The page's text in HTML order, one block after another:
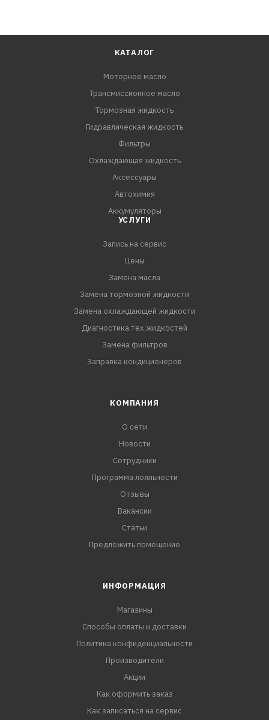
КАТАЛОГ
Моторное масло
Трансмиссионное масло
Тормозная жидкость
Гидравлическая жидкость
Фильтры
Охлаждающая жидкость
Аксессуары
Автохимия
Аккумуляторы
УСЛУГИ
Запись на сервис
Цены
Замена масла
Замена тормозной жидкости
Замена охлаждающей жидкости
Диагностика тех.жидкостей
Замена фильтров
Заправка кондиционеров
КОМПАНИЯ
О сети
Новости
Сотрудники
Программа лояльности
Отзывы
Вакансии
Статьи
Предложить помещение
ИНФОРМАЦИЯ
Магазины
Способы оплаты и доставки
Политика конфиденциальности
Производители
Акции
Как оформить заказ
Как записаться на сервис